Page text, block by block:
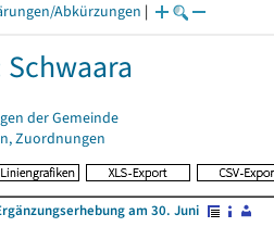
Abkürzungen |
der Gemeinde
Zuordnungen
am 30. Juni